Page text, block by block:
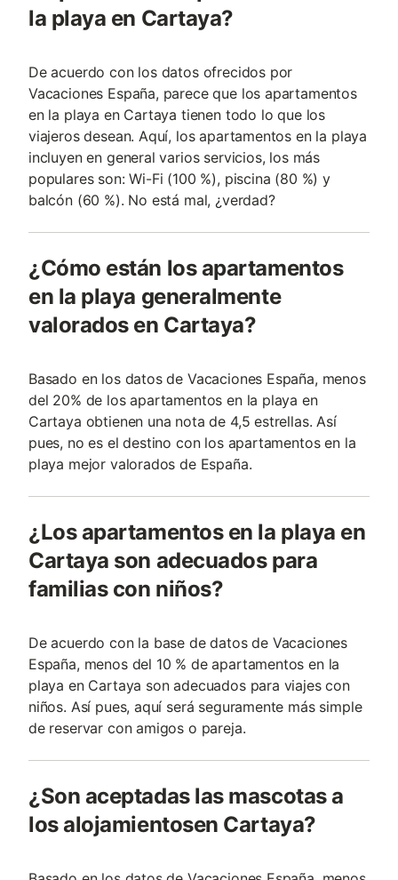
la playa en Cartaya?
De acuerdo con los datos ofrecidos por
Vacaciones España, parece que los apartamentos
en la playa en Cartaya tienen todo lo que los
viajeros desean. Aquí, los apartamentos en la playa
incluyen en general varios servicios, los más
populares son: Wi-Fi (100 %), piscina (80 %) y
balcón (60 %). No está mal, ¿verdad?
¿Cómo están los apartamentos
en la playa generalmente
valorados en Cartaya?
Basado en los datos de Vacaciones España, menos
del 20% de los apartamentos en la playa en
Cartaya obtienen una nota de 4,5 estrellas. Así
pues, no es el destino con los apartamentos en la
playa mejor valorados de España.
¿Los apartamentos en la playa en
Cartaya son adecuados para
familias con niños?
De acuerdo con la base de datos de Vacaciones
España, menos del 10 % de apartamentos en la
playa en Cartaya son adecuados para viajes con
niños. Así pues, aquí será seguramente más simple
de reservar con amigos o pareja.
¿Son aceptadas las mascotas a
los alojamientosen Cartaya?